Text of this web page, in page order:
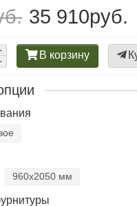
35 910руб.
В корзину
960х2050 мм